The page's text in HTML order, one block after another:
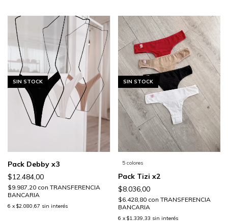
SIN STOCK
Pack Debby x3
$12.484,00
$9.987,20 con TRANSFERENCIA
BANCARIA
6 x $2.080,67 sin interés
SIN STOCK
5 colores
Pack Tizi x2
$8.036,00
$6.428,80 con TRANSFERENCIA
BANCARIA
6 x $1.339,33 sin interés